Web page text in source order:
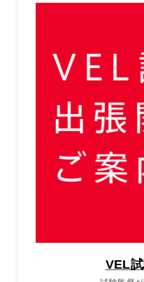
VEL